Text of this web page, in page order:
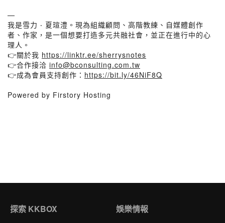
—
我是雪力 ‧ 夏瑄澧。現為組織顧問、高階教練、自媒體創作
者、作家，是一個想要打造多元共融社會，並正在進行中的心
理人。
👉關於我 https://linktr.ee/sherrysnotes
👉合作接洽 info@bconsulting.com.tw
👉成為會員支持創作： https://bit.ly/46NiF8Q
Powered by Firstory Hosting
探索 KKBOX 娛樂情報